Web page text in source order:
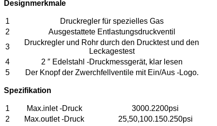
Designmerkmale
1
Druckregler für spezielles Gas
2
Ausgestattete Entlastungsdruckventil
3
Druckregler und Rohr durch den Drucktest und den
Leckagestest
4
2 ″ Edelstahl -Druckmessgerät, klar lesen
5
Der Knopf der Zwerchfellventile mit Ein/Aus -Logo.
Spezifikation
1 Max.inlet -Druck
3000.2200psi
2
Max.outlet -Druck 25,50,100.150.250psi